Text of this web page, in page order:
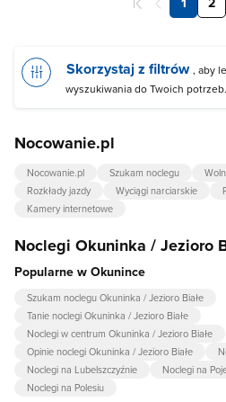
Skorzystaj z filtrów , aby
wyszukiwania do Twoich potrzeb.
Nocowanie.pl
Nocowanie.pl Szukam noclegu
Rozkłady jazdy
Wyciągi narciarskie
Kamery internetowe
Noclegi Okuninka / Jezioro
Popularne w Okunince
Szukam noclegu Okuninka / Jezioro Białe
Tanie noclegi Okuninka / Jezioro Białe
Noclegi w centrum Okuninka / Jezioro Białe
Opinie noclegi Okuninka / Jezioro Białe
Noclegi na Lubelszczyźnie
Noclegi na
Noclegi na Polesiu